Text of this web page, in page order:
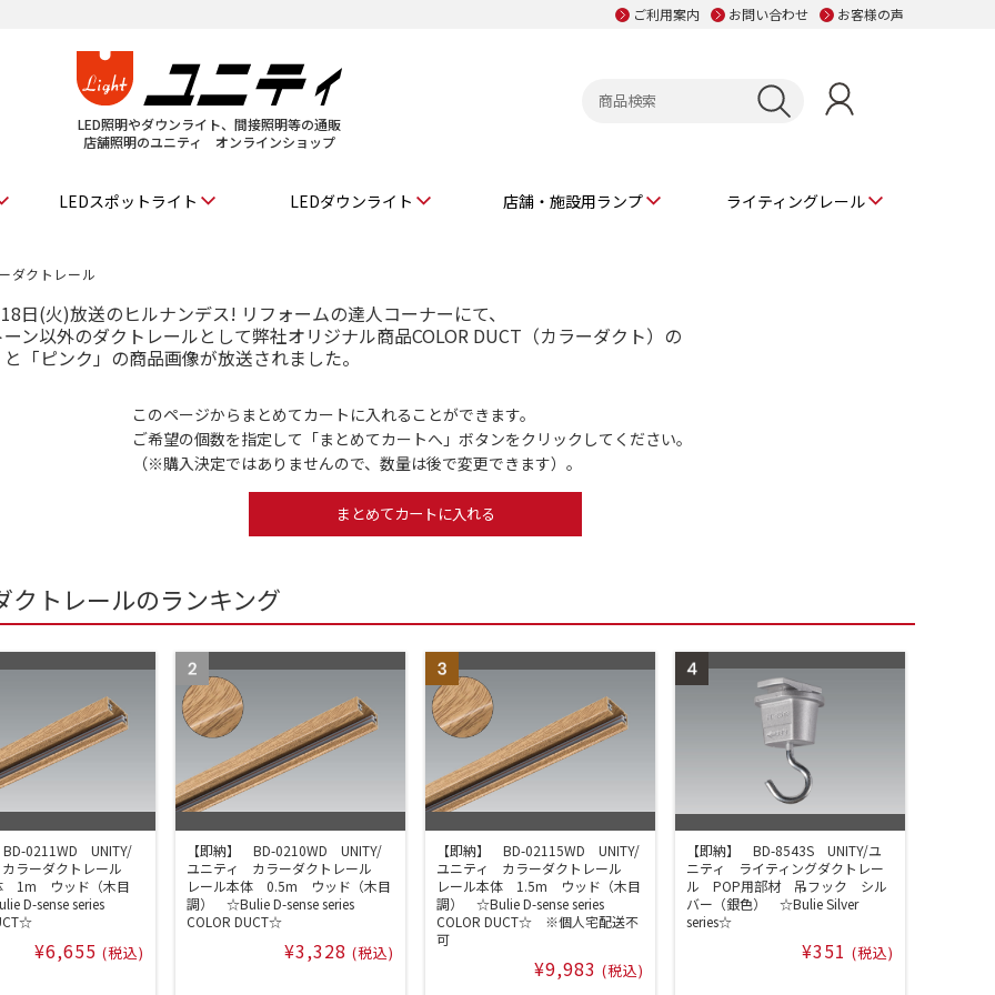
ご利用案内 お問い合わせ お客様の声
LED照明やダウンライト、間接照明等の通販
店舗照明のユニティ オンラインショップ
LEDスポットライト LEDダウンライト 店舗・施設用ランプ ライティングレール
ダクトレール
日(火)放送のヒルナンデス! リフォームの達人コーナーにて、
ン以外のダクトレールとして弊社オリジナル商品COLOR DUCT（カラーダクト）の
「ピンク」の商品画像が放送されました。
このページからまとめてカートに入れることができます。
ご希望の個数を指定して「まとめてカートへ」ボタンをクリックしてください。
（※購入決定ではありませんので、数量は後で変更できます）。
クトレールのランキング
0211WD UNITY/
ラーダクトレール
1m ウッド（木目
D-sense series
¥6,655 (税込)
【即納】 BD-0210WD UNITY/
ユニティ カラーダクトレール
レール本体 0.5m ウッド（木目
調） ☆Bulie D-sense series
COLOR DUCT☆
¥3,328 (税込)
【即納】 BD-02115WD UNITY/
ユニティ カラーダクトレール
レール本体 1.5m ウッド（木目
調） ☆Bulie D-sense series
COLOR DUCT☆ ※個人宅配送不
可
¥9,983 (税込)
【即納】 BD-8543S UNITY/ユ
ニティ ライティングダクトレー
ル POP用部材 吊フック シル
バー（銀色） ☆Bulie Silver
series☆
¥351 (税込)